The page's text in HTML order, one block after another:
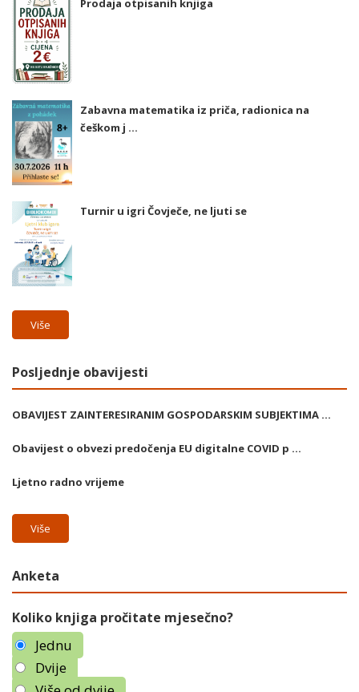
Prodaja otpisanih knjiga
Zabavna matematika iz priča, radionica na
češkom j ...
Turnir u igri Čovječe, ne ljuti se
Više
Posljednje obavijesti
OBAVIJEST ZAINTERESIRANIM GOSPODARSKIM SUBJEKTIMA ...
Obavijest o obvezi predočenja EU digitalne COVID p ...
Ljetno radno vrijeme
Više
Anketa
Koliko knjiga pročitate mjesečno?
Jednu
Dvije